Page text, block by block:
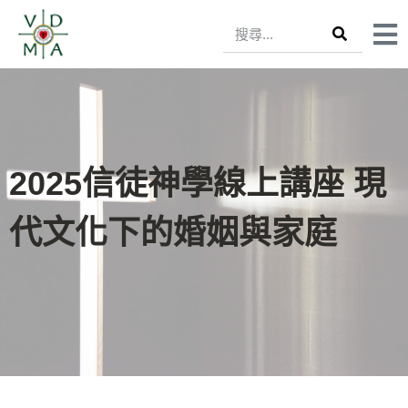
2025信徒神學線上講座 現
代文化下的婚姻與家庭